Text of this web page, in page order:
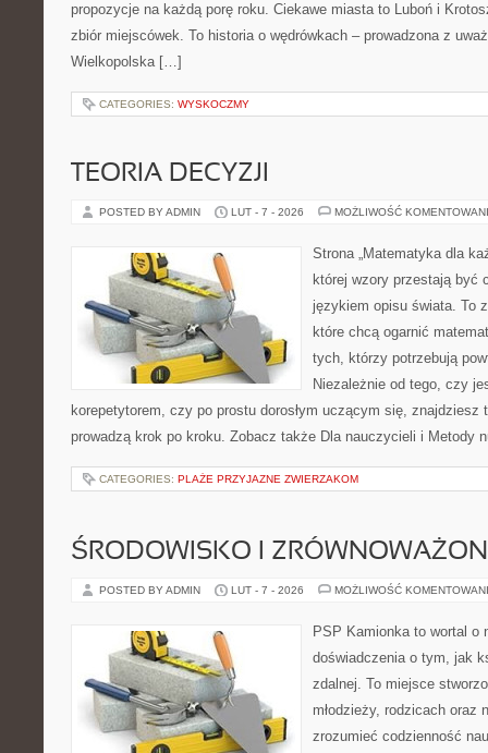
propozycje na każdą porę roku. Ciekawe miasta to Luboń i
zbiór miejscówek. To historia o wędrówkach – prowadzona z
Wielkopolska […]
CATEGORIES: WYSKOCZMY
TEORIA DECYZJI
POSTED BY ADMIN LUT - 7 - 2026 MOŻLIWOŚĆ
Strona „Matematyka dla
której wzory przestają być
językiem opisu świata. To
które chcą ogarnić
tych, którzy potrzebują
Niezależnie od tego, czy
korepetytorem, czy po prostu dorosłym uczącym się, znajdziesz
prowadzą krok po kroku. Zobacz także Dla nauczycieli i Metody
CATEGORIES: PLAŻE PRZYJAZNE ZWIERZAKOM
ŚRODOWISKO I
POSTED BY ADMIN LUT - 7 - 2026 MOŻLIWOŚĆ
PSP Kamionka to wortal o
doświadczenia o tym, jak
zdalnej. To miejsce
młodzieży, rodzicach
zrozumieć codzienność